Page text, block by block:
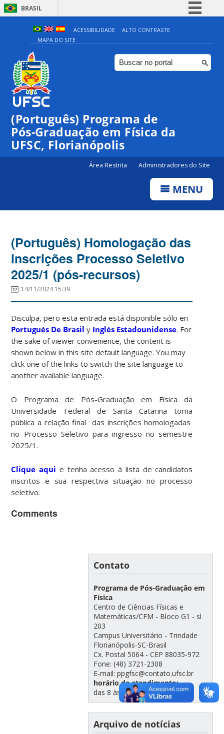
BRASIL
Simplifique!
Comunica BR
Participe
ACESSIBILIDADE
ALTO CONTRASTE
MAPA DO SITE
(Português) Programa de
Pós-Graduação em Física da
UFSC, Florianópolis
Área Restrita Administradores do Site
MENU
(Português) Homologação das
inscrições Processo Seletivo
2025/1 (pós-recursos)
14/11/2024 15:39
Disculpa, pero esta entrada está disponible sólo en
Portugués De Brasil y Inglés Estadounidense. For
the sake of viewer convenience, the content is
shown below in this site default language. You may
click one of the links to switch the site language to
another available language.
O Programa de Pós-Graduação em Física da
Universidade Federal de Santa Catarina torna
pública a relação final das inscrições homologadas
no Processo Seletivo para ingresso no semestre
2025/1.
Clique aqui e tenha acesso à lista de candidatos
inscritos e sua respectiva situação no processo
seletivo.
Comments
Contato
Programa de Pós-Graduação em
Física
Centro de Ciências Físicas e
Matemáticas/CFM - Bloco G1 - sl
203
Campus Universitário - Trindade
Florianópolis-SC-Brasil
Cx. Postal 5064 - CEP 88035-972
Fone: (48) 3721-2308
E-mail: ppgfsc@contato.ufsc.br
horário de atendimento:
das 8 às 12 e das 14 às 18hs
Arquivo de notícias